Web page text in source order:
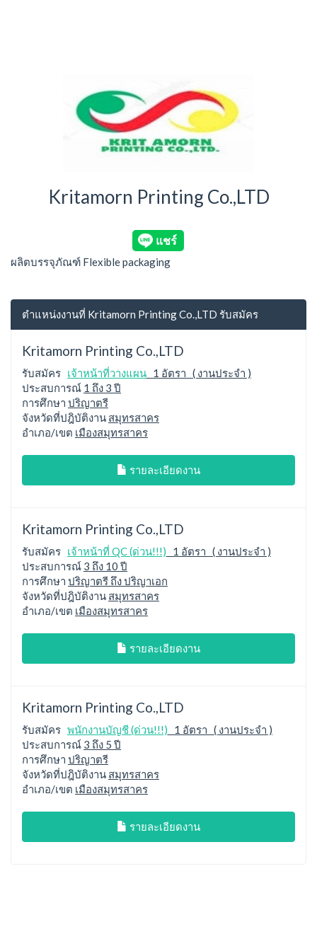
Kritamorn Printing Co.,LTD
ผลิตบรรจุภัณฑ์ Flexible packaging
ตำแหน่งงานที่ Kritamorn Printing Co.,LTD รับสมัคร
Kritamorn Printing Co.,LTD
รับสมัคร เจ้าหน้าที่วางแผน 1 อัตรา ( งานประจำ )
ประสบการณ์ 1 ถึง 3 ปี
การศึกษา ปริญาตรี
จังหวัดที่ปฎิบัติงาน สมุทรสาคร
อำเภอ/เขต เมืองสมุทรสาคร
รายละเอียดงาน
Kritamorn Printing Co.,LTD
รับสมัคร เจ้าหน้าที่ QC (ด่วน!!!) 1 อัตรา ( งานประจำ )
ประสบการณ์ 3 ถึง 10 ปี
การศึกษา ปริญาตรี ถึง ปริญาเอก
จังหวัดที่ปฎิบัติงาน สมุทรสาคร
อำเภอ/เขต เมืองสมุทรสาคร
รายละเอียดงาน
Kritamorn Printing Co.,LTD
รับสมัคร พนักงานบัญชี (ด่วน!!!) 1 อัตรา ( งานประจำ )
ประสบการณ์ 3 ถึง 5 ปี
การศึกษา ปริญาตรี
จังหวัดที่ปฎิบัติงาน สมุทรสาคร
อำเภอ/เขต เมืองสมุทรสาคร
รายละเอียดงาน